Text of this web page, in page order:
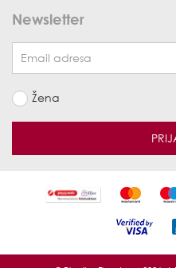
Newsletter
Žena